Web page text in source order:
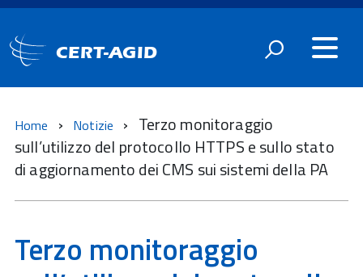
CERT-AGID
Home Notizie
Terzo monitoraggio
sull’utilizzo del protocollo HTTPS e sullo stato
di aggiornamento dei CMS sui sistemi della PA
Terzo monitoraggio